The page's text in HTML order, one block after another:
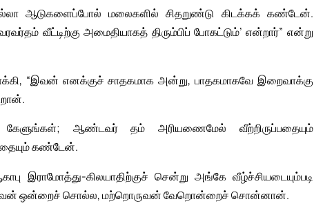
ஆடுகளைப்போல் மலைகளில் சிதறுண்டு கிடக்கக் கண்டேன்.
வீட்டிற்கு அமைதியாகத் திரும்பிப் போகட்டும்’ என்றார்” என்று
“இவன் எனக்குச் சாதகமாக அன்று, பாதகமாகவே இறைவாக்கு
ஆண்டவர் தம் அரியணைமேல் வீற்றிருப்பதையும்
கண்டேன்.
கிலயாதிற்குச் சென்று அங்கே வீழ்ச்சியடையும்படி
ஒன்றைச் சொல்ல, மற்றொருவன் வேறொன்றைச் சொன்னான்.